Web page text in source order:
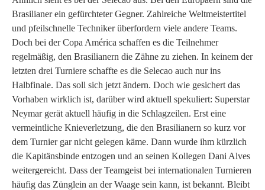
Brasilianer ein gefürchteter Gegner. Zahlreiche Weltmeistertitel
und pfeilschnelle Techniker überfordern viele andere Teams.
Doch bei der Copa América schaffen es die Teilnehmer
regelmäßig, den Brasilianern die Zähne zu ziehen. In keinem der
letzten drei Turniere schaffte es die Selecao auch nur ins
Halbfinale. Das soll sich jetzt ändern. Doch wie gesichert das
Vorhaben wirklich ist, darüber wird aktuell spekuliert: Superstar
Neymar gerät aktuell häufig in die Schlagzeilen. Erst eine
vermeintliche Knieverletzung, die den Brasilianern so kurz vor
dem Turnier gar nicht gelegen käme. Dann wurde ihm kürzlich
die Kapitänsbinde entzogen und an seinen Kollegen Dani Alves
weitergereicht. Dass der Teamgeist bei internationalen Turnieren
häufig das Zünglein an der Waage sein kann, ist bekannt. Bleibt